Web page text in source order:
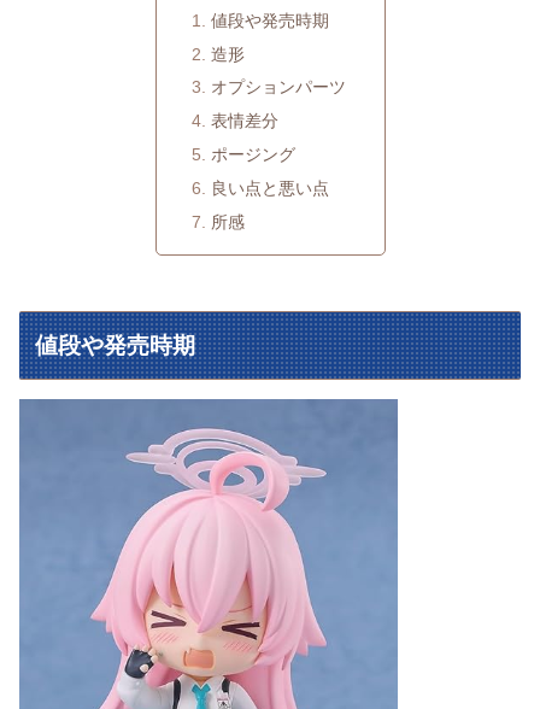
値段や発売時期
造形
オプションパーツ
表情差分
ポージング
良い点と悪い点
所感
値段や発売時期